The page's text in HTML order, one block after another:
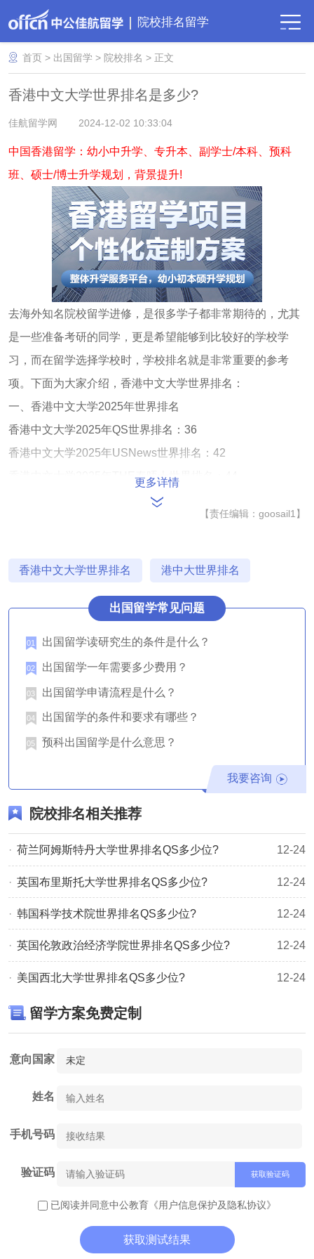
院校排名留学
首页 > 出国留学 > 院校排名 > 正文
​香港中文大学世界排名是多少?
佳航留学网 2024-12-02 10:33:04
中国香港留学：幼小中升学、专升本、副学士/本科、预科
班、硕士/博士升学规划，背景提升!
去海外知名院校留学进修，是很多学子都非常期待的，尤其
是一些准备考研的同学，更是希望能够到比较好的学校学
习，而在留学选择学校时，学校排名就是非常重要的参考
项。下面为大家介绍，香港中文大学世界排名：
一、香港中文大学2025年世界排名
香港中文大学2025年QS世界排名：36
香港中文大学2025年USNews世界排名：42
香港中文大学2025年THE泰晤士世界排名：44
二、香港中文大学近5年世界排名
香港中文大学2023年QS世界排名：38
香港中文大学2021年QS世界排名：43
香港中文大学2020年QS世界排名：46
2.香港中文大学USNews排名
香港中文大学2024年USNews世界排名：42
香港中文大学2021年USNews世界排名：95
香港中文大学2020年USNews世界排名：113
香港中文大学2024年THE泰晤士世界排名：53
香港中文大学2023年THE泰晤士世界排名：45
香港中文大学2022年THE泰晤士世界排名：49
香港中文大学2020年THE泰晤士世界排名：57
关于香港中文大学世界排名就介绍到这里，想了解更多相关
信息，敬请关注中公佳航留学网资讯或点击右侧按钮在线咨
询。
相关推荐：
香港/澳门中文授课培训：丰富申请经验的顾问团队，业内优
秀文书老师团队，提供个性化院校规划申请策略，定制背景
更多详情
【责任编辑：goosail1】
​香港中文大学世界排名 港中大世界排名
出国留学常见问题
01 出国留学读研究生的条件是什么？
02 出国留学一年需要多少费用？
03 出国留学申请流程是什么？
04 出国留学的条件和要求有哪些？
05 预科出国留学是什么意思？
我要咨询
院校排名相关推荐
12-24
荷兰阿姆斯特丹大学世界排名QS多少位?
12-24
​英国布里斯托大学世界排名QS多少位?
12-24
韩国科学技术院世界排名QS多少位?
12-24
​英国伦敦政治经济学院世界排名QS多少位?
12-24
美国西北大学世界排名QS多少位?
留学方案免费定制
意向国家
姓名
手机号码
验证码 获取验证码
已阅读并同意中公教育 《用户信息保护及隐私协议》
获取测试结果